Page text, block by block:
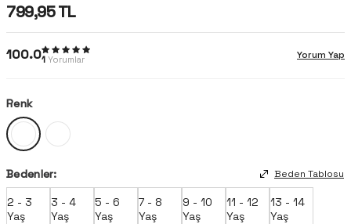
799,95TL
100.01 Yorumlar Yorum Yap
Renk
Bedenler: Beden Tablosu
2 - 3
Yaş
3 - 4
Yaş
5 - 6
Yaş
7 - 8
Yaş
9 - 10
Yaş
11 - 12
Yaş
13 - 14
Yaş